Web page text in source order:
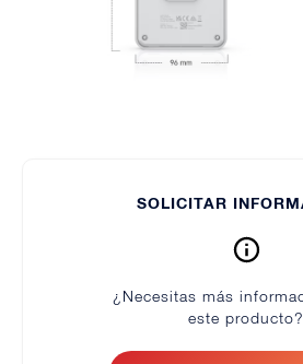
SOLICITAR
¿Necesitas más
este producto?